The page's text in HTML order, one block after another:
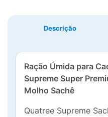
Descrição
Ração Úmida para
Supreme Super
Molho Sachê
Quatree Supreme